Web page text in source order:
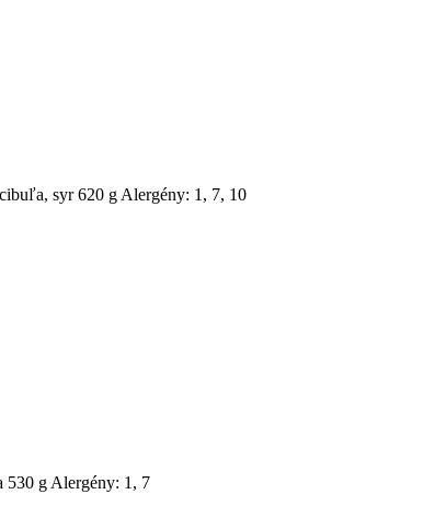
syr 620 g Alergény: 1, 7, 10
530 g Alergény: 1, 7